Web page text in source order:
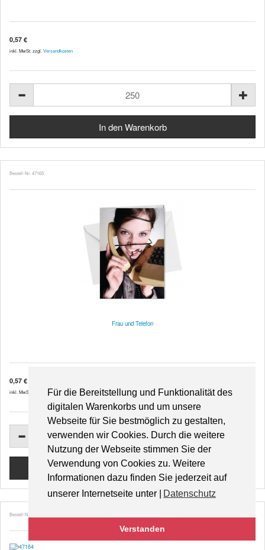
Für die Bereitstellung und Funktionalität des
digitalen Warenkorbs und um unsere
Webseite für Sie bestmöglich zu gestalten,
verwenden wir Cookies. Durch die weitere
Nutzung der Webseite stimmen Sie der
Verwendung von Cookies zu. Weitere
Informationen dazu finden Sie jederzeit auf
unserer Internetseite unter |
Datenschutz
Verstanden
0,57 €
inkl. MwSt. zzgl. Versandkosten
Bestell-Nr. 47165
Frau und Telefon
0,57 €
inkl. MwSt. zzgl. Versandkosten
Bestell-Nr. 47164